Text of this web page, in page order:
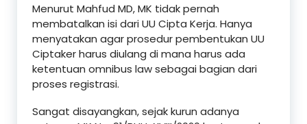
Menurut Mahfud MD, MK tidak pernah
membatalkan isi dari UU Cipta Kerja. Hanya
menyatakan agar prosedur pembentukan UU
Ciptaker harus diulang di mana harus ada
ketentuan omnibus law sebagai bagian dari
proses registrasi.
Sangat disayangkan, sejak kurun adanya